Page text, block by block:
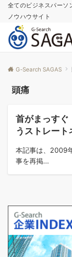
全てのビジネスパーソ
ノウハウサイト
G-Search SAGAS
頭痛
首がまっすぐ
うストレート
本記事は、2009
事を再掲...